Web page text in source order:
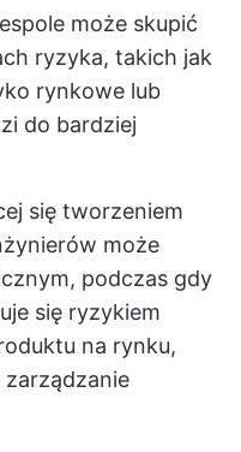
może skupić
ryzyka, takich jak
rynkowe lub
do bardziej
się tworzeniem
może
podczas gdy
się ryzykiem
na rynku,